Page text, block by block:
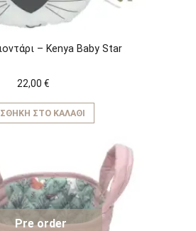
– Kenya Baby Star
22,00 €
ΣΤΟ ΚΑΛΆΘΙ
Pre order